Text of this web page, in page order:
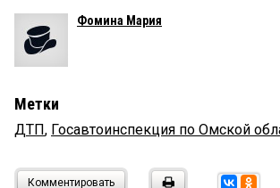
Фомина Мария
Метки
ДТП, Госавтоинспекция по Омской
Комментировать